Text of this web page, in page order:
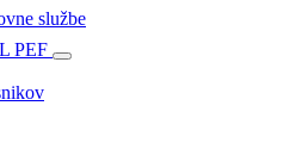
službe
PEF